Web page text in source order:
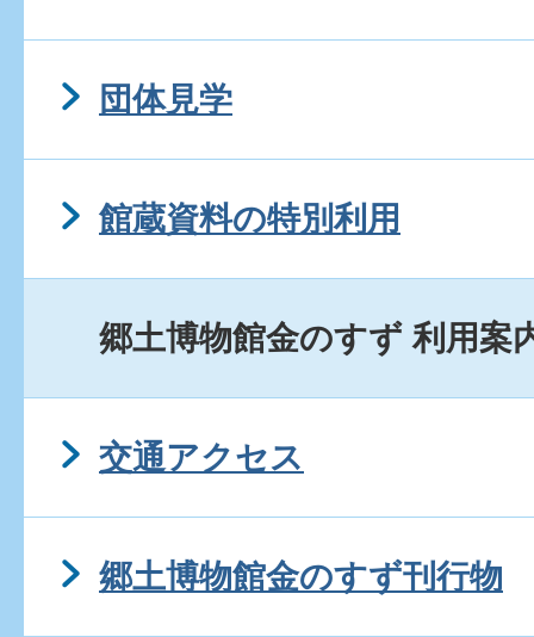
団体見学
館蔵資料の特別利用
郷土博物館金のすず 利用案
交通アクセス
郷土博物館金のすず刊行物